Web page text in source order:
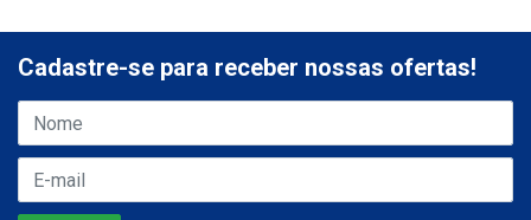
Cadastre-se para receber nossas ofertas!